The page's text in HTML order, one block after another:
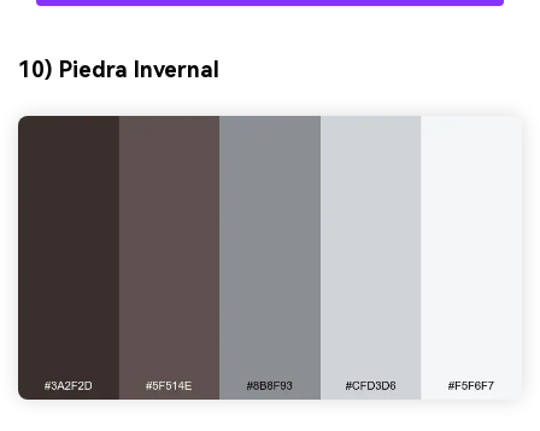
10) Piedra Invernal